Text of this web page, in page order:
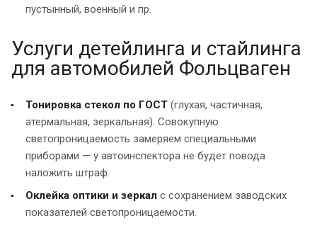
пустынный, военный и пр.
Услуги детейлинга и стайлинга
для автомобилей Фольцваген
Тонировка стекол по ГОСТ (глухая, частичная,
атермальная, зеркальная). Совокупную
светопроницаемость замеряем специальными
приборами — у автоинспектора не будет повода
наложить штраф.
Оклейка оптики и зеркал с сохранением заводских
показателей светопроницаемости.